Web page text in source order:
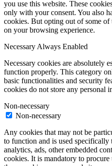
you use this website. These
only with your consent. You also
cookies. But opting out of some of
on your browsing experience.
NecessaryAlways Enabled
Necessary cookies are absolutely
function properly. This category
basic functionalities and security
cookies do not store any personal
Non-necessary
Non-necessary
Any cookies that may not be
to function and is used specifically
analytics, ads, other embedded
cookies. It is mandatory to